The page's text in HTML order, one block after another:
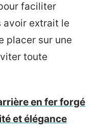
faciliter
avoir extrait le
placer sur une
toute
en fer forgé
et élégance